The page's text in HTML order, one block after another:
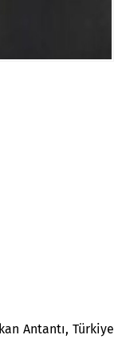
Antantı, Türkiye